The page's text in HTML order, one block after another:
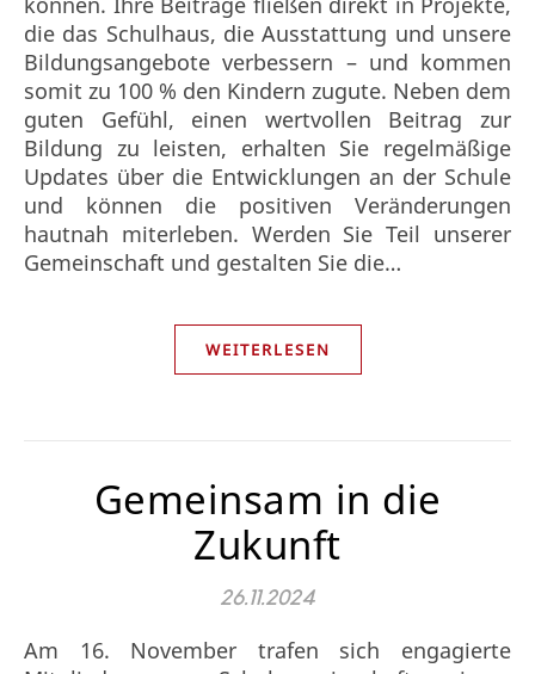
die das Schulhaus, die Ausstattung und unsere
Bildungsangebote verbessern – und kommen
somit zu 100 % den Kindern zugute. Neben dem
guten Gefühl, einen wertvollen Beitrag zur
Bildung zu leisten, erhalten Sie regelmäßige
Updates über die Entwicklungen an der Schule
und können die positiven Veränderungen
hautnah miterleben. Werden Sie Teil unserer
Gemeinschaft und gestalten Sie die…
WEITERLESEN
Gemeinsam in die
Zukunft
26.11.2024
Am 16. November trafen sich engagierte